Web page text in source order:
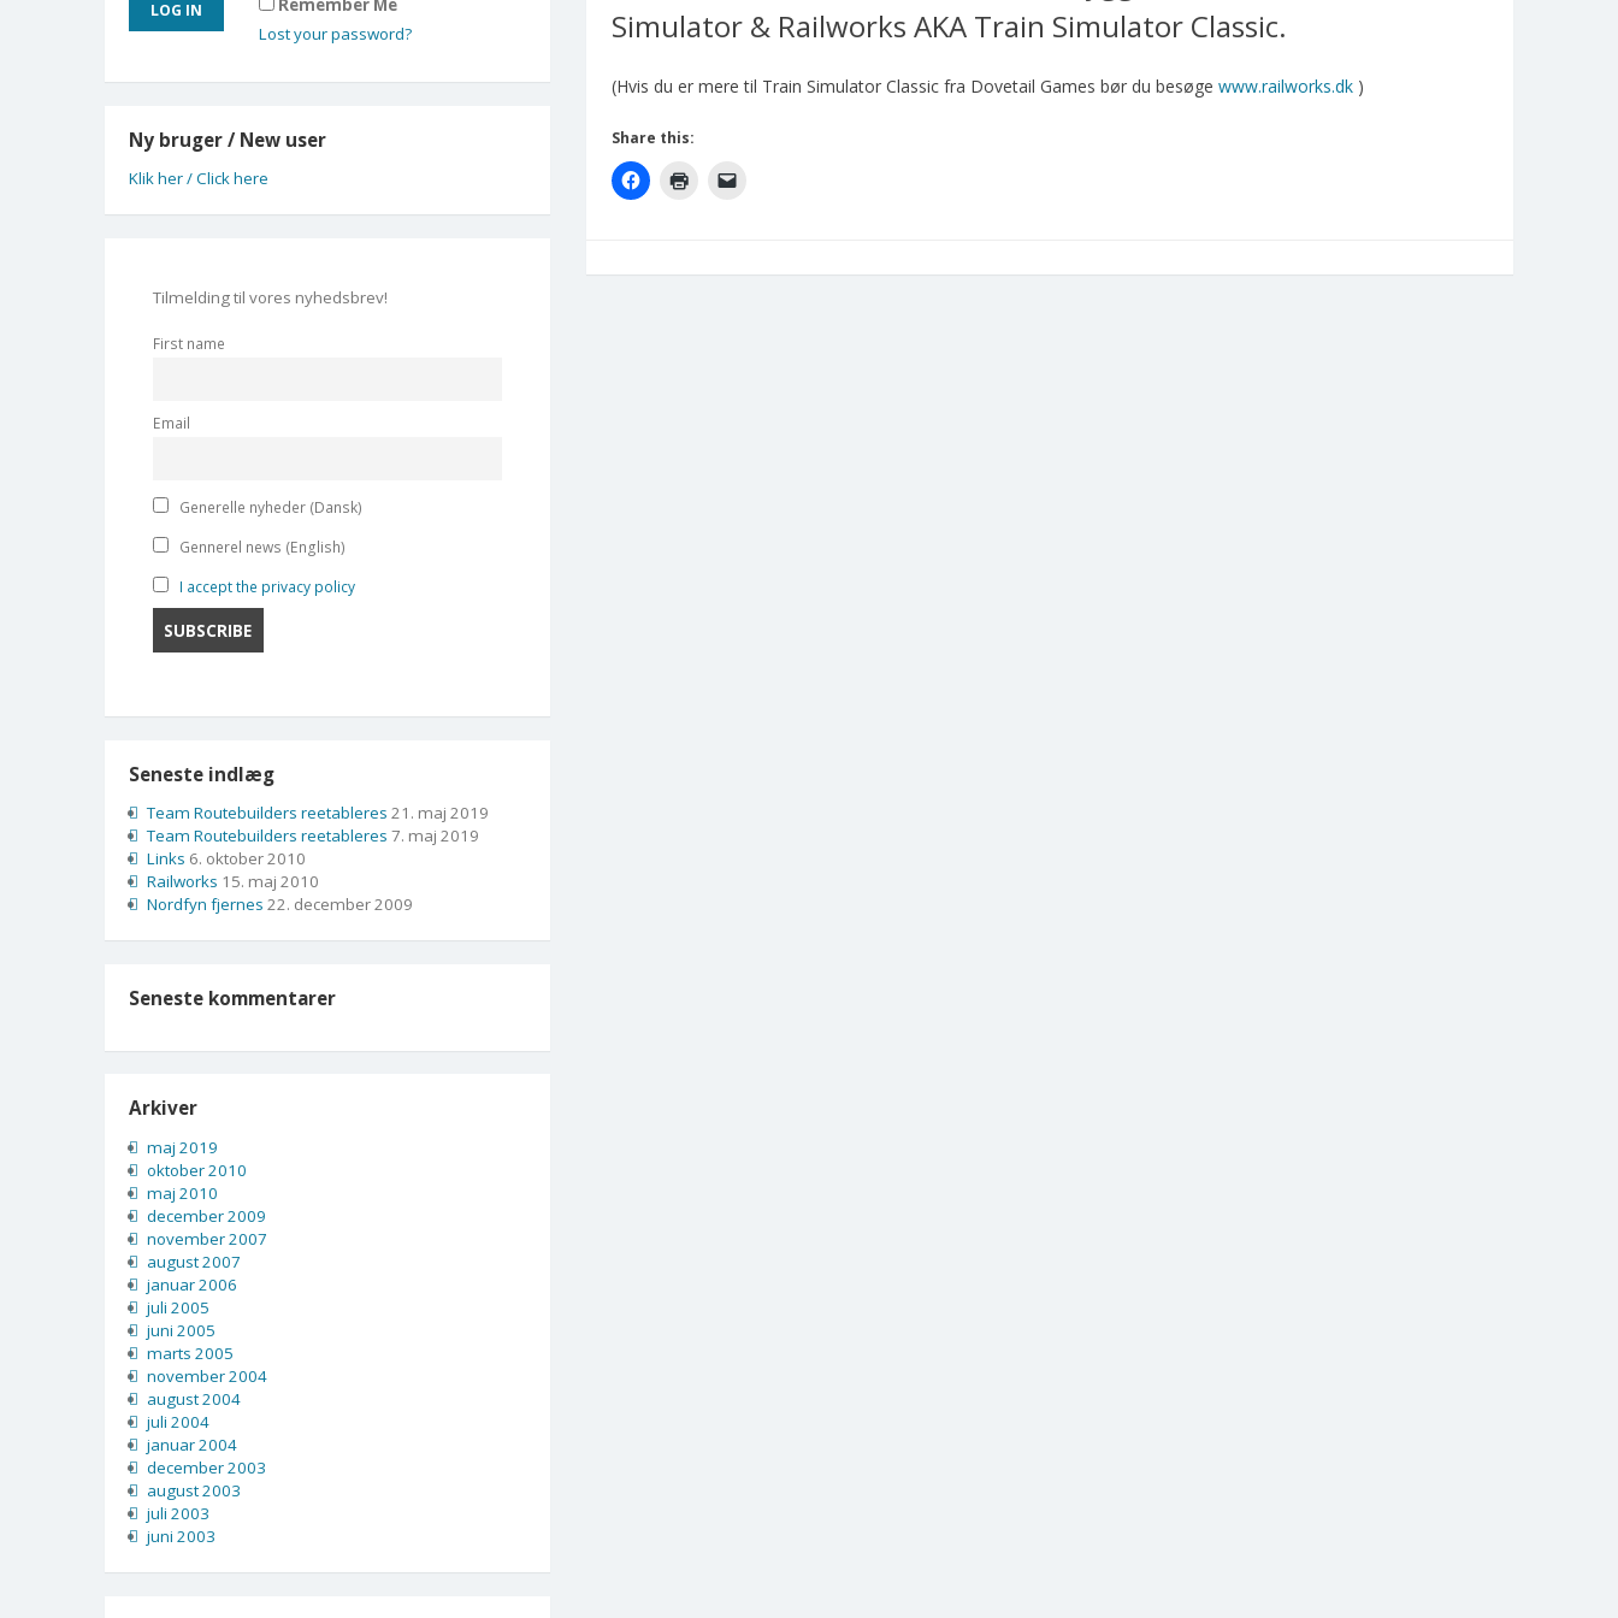
Simulator & Railworks AKA Train Simulator Classic.
(Hvis du er mere til Train Simulator Classic fra Dovetail Games bør du besøge www.railworks.dk )
Share this:
Remember Me
Lost your password?
Ny bruger / New user
Klik her / Click here
Tilmelding til vores nyhedsbrev!
First name
Email
Generelle nyheder (Dansk)
Gennerel news (English)
I accept the privacy policy
Seneste indlæg
Team Routebuilders reetableres 21. maj 2019
Team Routebuilders reetableres 7. maj 2019
Links 6. oktober 2010
Railworks 15. maj 2010
Nordfyn fjernes 22. december 2009
Seneste kommentarer
Arkiver
maj 2019
oktober 2010
maj 2010
december 2009
november 2007
august 2007
januar 2006
juli 2005
juni 2005
marts 2005
november 2004
august 2004
juli 2004
januar 2004
december 2003
august 2003
juli 2003
juni 2003